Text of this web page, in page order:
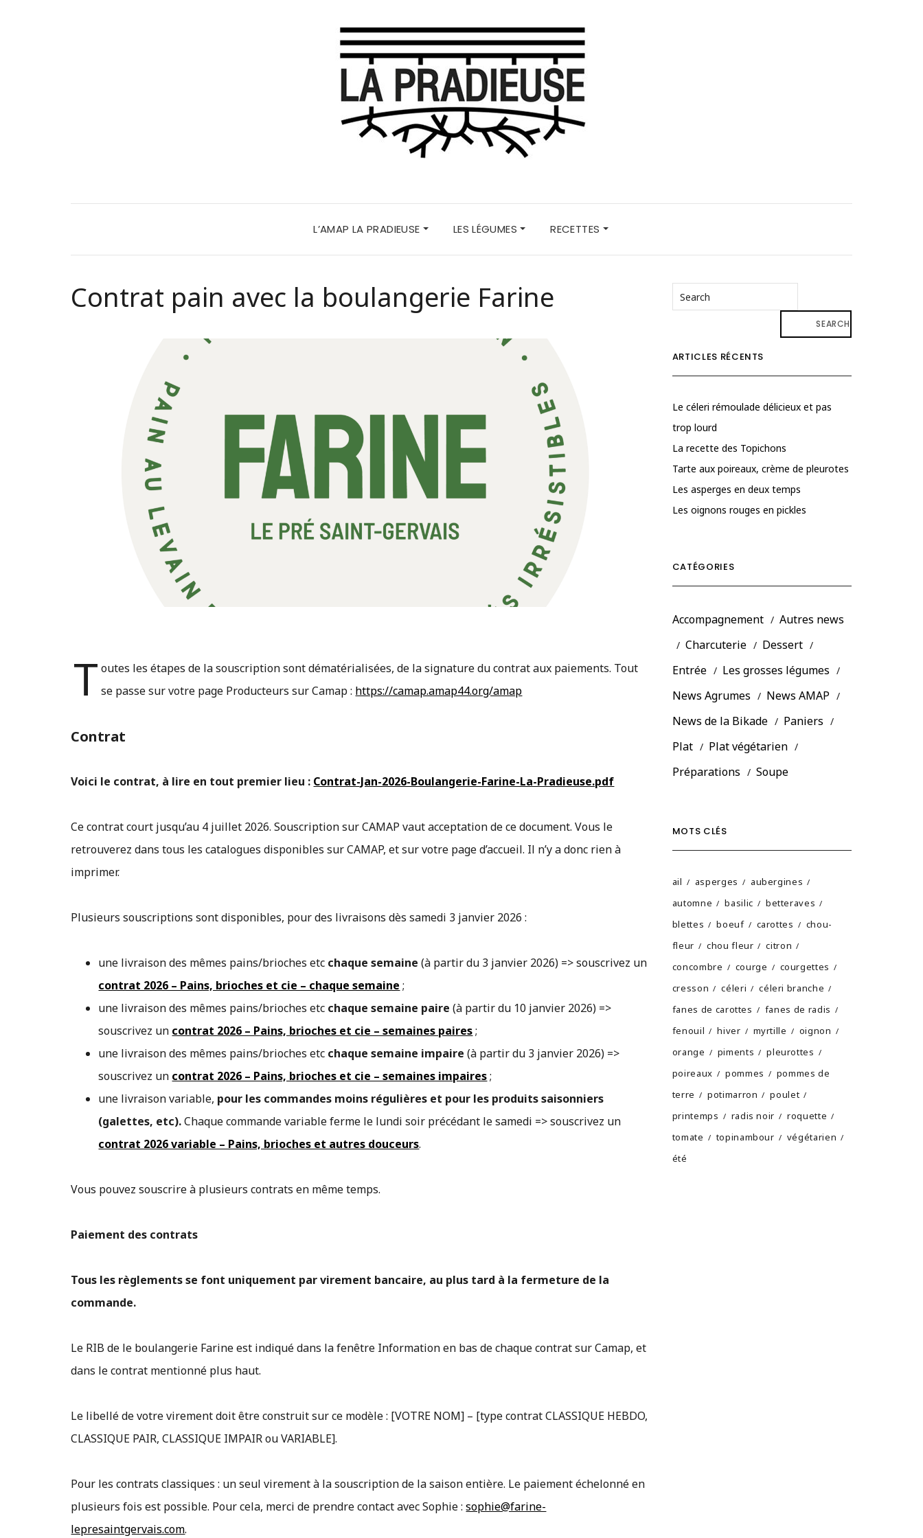
L’AMAP LA PRADIEUSE LES LÉGUMES RECETTES
Contrat pain avec la boulangerie Farine
T outes les étapes de la souscription sont dématérialisées, de la signature du contrat aux paiements. Tout
se passe sur votre page Producteurs sur Camap : https://camap.amap44.org/amap
Contrat
Voici le contrat, à lire en tout premier lieu : Contrat-Jan-2026-Boulangerie-Farine-La-Pradieuse.pdf
Ce contrat court jusqu’au 4 juillet 2026. Souscription sur CAMAP vaut acceptation de ce document. Vous le
retrouverez dans tous les catalogues disponibles sur CAMAP, et sur votre page d’accueil. Il n’y a donc rien à
imprimer.
Plusieurs souscriptions sont disponibles, pour des livraisons dès samedi 3 janvier 2026 :
une livraison des mêmes pains/brioches etc chaque semaine (à partir du 3 janvier 2026) => souscrivez un
contrat 2026 – Pains, brioches et cie – chaque semaine ;
une livraison des mêmes pains/brioches etc chaque semaine paire (à partir du 10 janvier 2026) =>
souscrivez un contrat 2026 – Pains, brioches et cie – semaines paires;
une livraison des mêmes pains/brioches etc chaque semaine impaire (à partir du 3 janvier 2026) =>
souscrivez un contrat 2026 – Pains, brioches et cie – semaines impaires;
une livraison variable, pour les commandes moins régulières et pour les produits saisonniers
(galettes, etc).Chaque commande variable ferme le lundi soir précédant le samedi => souscrivez un
contrat 2026 variable – Pains, brioches et autres douceurs.
Vous pouvez souscrire à plusieurs contrats en même temps.
Paiement des contrats
Tous les règlements se font uniquement par virement bancaire, au plus tard à la fermeture de la
commande.
Le RIB de le boulangerie Farine est indiqué dans la fenêtre Information en bas de chaque contrat sur Camap, et
dans le contrat mentionné plus haut.
Le libellé de votre virement doit être construit sur ce modèle : [VOTRE NOM] – [type contrat CLASSIQUE HEBDO,
CLASSIQUE PAIR, CLASSIQUE IMPAIR ou VARIABLE].
Pour les contrats classiques : un seul virement à la souscription de la saison entière. Le paiement échelonné en
plusieurs fois est possible. Pour cela, merci de prendre contact avec Sophie :sophie@farine-
lepresaintgervais.com.
SEARCH
ARTICLES RÉCENTS
Le céleri rémoulade délicieux et pas
trop lourd
La recette des Topichons
Tarte aux poireaux, crème de pleurotes
Les asperges en deux temps
Les oignons rouges en pickles
CATÉGORIES
Accompagnement
Autres news
Charcuterie
Dessert
Entrée
Les grosses légumes
News Agrumes
News AMAP
News de la Bikade
Paniers
Plat
Plat végétarien
Préparations
Soupe
MOTS CLÉS
ail asperges
aubergines
automne
basilic
betteraves
blettes
boeuf carottes
chou-
fleur
chou fleur
citron
concombre
courge
courgettes
cresson
céleri
céleri branche
fanes de carottes
fanes de radis
fenouil
hiver myrtille
oignon
orange
piments
pleurottes
poireaux
pommes
pommes de
terre
potimarron
poulet
printemps
radis noir
roquette
tomate
topinambour
végétarien
été